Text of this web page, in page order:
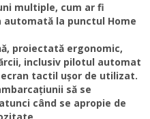
multiple, cum ar fi
la punctul Home
proiectată ergonomic,
inclusiv pilotul automat
tactil ușor de utilizat.
să se
când se apropie de